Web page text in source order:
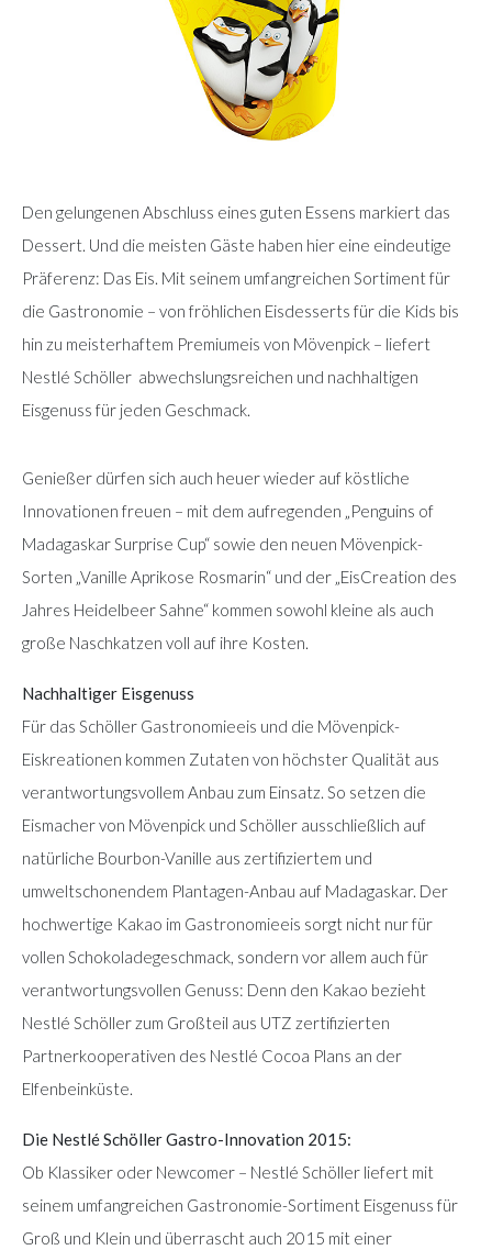
Den gelungenen Abschluss eines guten Essens markiert das
Dessert. Und die meisten Gäste haben hier eine eindeutige
Präferenz: Das Eis. Mit seinem umfangreichen Sortiment für
die Gastronomie – von fröhlichen Eisdesserts für die Kids bis
hin zu meisterhaftem Premiumeis von Mövenpick – liefert
Nestlé Schöller abwechslungsreichen und nachhaltigen
Eisgenuss für jeden Geschmack.
Genießer dürfen sich auch heuer wieder auf köstliche
Innovationen freuen – mit dem aufregenden „Penguins of
Madagaskar Surprise Cup“ sowie den neuen Mövenpick-
Sorten „Vanille Aprikose Rosmarin“ und der „EisCreation des
Jahres Heidelbeer Sahne“ kommen sowohl kleine als auch
große Naschkatzen voll auf ihre Kosten.
Nachhaltiger Eisgenuss
Für das Schöller Gastronomieeis und die Mövenpick-
Eiskreationen kommen Zutaten von höchster Qualität aus
verantwortungsvollem Anbau zum Einsatz. So setzen die
Eismacher von Mövenpick und Schöller ausschließlich auf
natürliche Bourbon-Vanille aus zertifiziertem und
umweltschonendem Plantagen-Anbau auf Madagaskar. Der
hochwertige Kakao im Gastronomieeis sorgt nicht nur für
vollen Schokoladegeschmack, sondern vor allem auch für
verantwortungsvollen Genuss: Denn den Kakao bezieht
Nestlé Schöller zum Großteil aus UTZ zertifizierten
Partnerkooperativen des Nestlé Cocoa Plans an der
Elfenbeinküste.
Die Nestlé Schöller Gastro-Innovation 2015:
Ob Klassiker oder Newcomer – Nestlé Schöller liefert mit
seinem umfangreichen Gastronomie-Sortiment Eisgenuss für
Groß und Klein und überrascht auch 2015 mit einer